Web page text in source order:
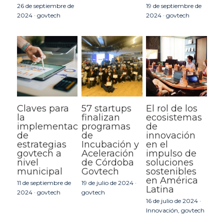
26 de septiembre de
2024 · govtech
19 de septiembre de
2024 ·govtech
Claves para
la
implementación
de
estrategias
govtech a
nivel
municipal
11 de septiembre de
2024 · govtech
57 startups
finalizan
programas
de
Incubación y
Aceleración
de Córdoba
Govtech
19 de julio de 2024 ·
govtech
El rol de los
ecosistemas
de
innovación
en el
impulso de
soluciones
sostenibles
en América
Latina
16 de julio de 2024 ·
Innovación, govtech